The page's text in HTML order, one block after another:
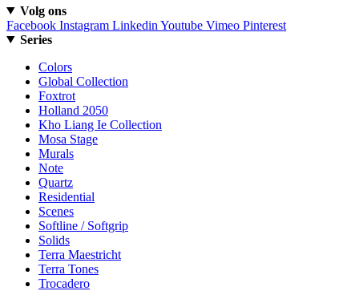
Volg ons
Facebook Instagram Linkedin Youtube Vimeo Pinterest
Series
Colors
Global Collection
Foxtrot
Holland 2050
Kho Liang Ie Collection
Mosa Stage
Murals
Note
Quartz
Residential
Scenes
Softline / Softgrip
Solids
Terra Maestricht
Terra Tones
Trocadero